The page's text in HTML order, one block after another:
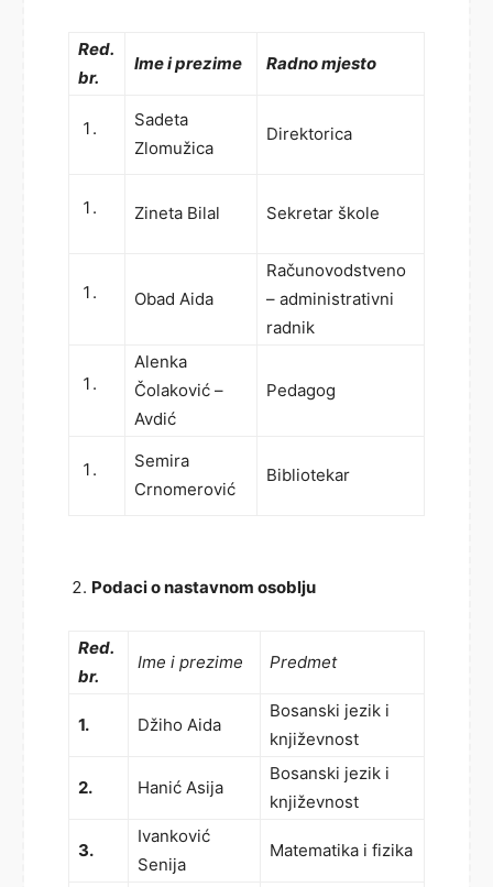
Red.
br.
Ime i prezime Radno mjesto
Sadeta
Zlomužica
Direktorica
Zineta Bilal Sekretar škole
Obad Aida
Računovodstveno
– administrativni
radnik
Alenka
Čolaković –
Avdić
Pedagog
Semira
Crnomerović
Bibliotekar
Podaci o nastavnom osoblju
Red.
br.
Ime i prezime Predmet
1. Džiho Aida
Bosanski jezik i
književnost
2. Hanić Asija
Bosanski jezik i
književnost
3.
Ivanković
Senija
Matematika i fizika